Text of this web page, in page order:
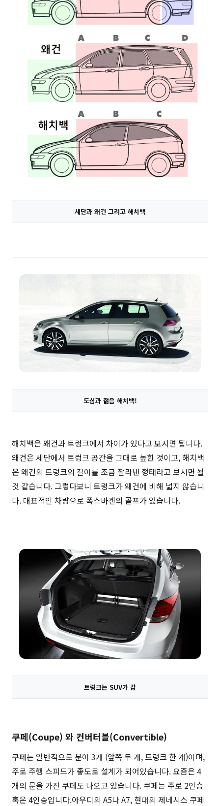
세단과 왜건 그리고 해치백
도심과 젊음 해치백!
해치백은 왜건과 트렁크에서 차이가 있다고 보시면 됩니다.
왜건은 세단에서 트렁크 공간을 그대로 높힌 것이고, 해치백
은 왜건의 트렁크의 길이를 조금 잘라낸 형태라고 보시면 될
것 같습니다. 그렇다보니 트렁크가 왜건에 비해 넓지 않습니
다. 대표적인 차량으로 폭스바겐의 골프가 있습니다.
트렁크는 SUV가 갑
쿠페(Coupe) 와 컨버터블(Convertible)
쿠페는 일반적으로 문이 3개 (앞쪽 두 개, 트렁크 한 개)이며,
주로 주행 스피드가 좋도로 설계가 되어있습니다. 요즘은 4
개의 문을 가진 쿠페도 나오고 있습니다. 쿠페는 주로 2인승
혹은 4인승입니다.아우디의 A5나 A7, 현대의 제네시스 쿠페